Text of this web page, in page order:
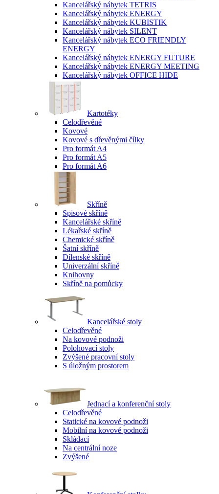
Kancelářský nábytek TETRIS
Kancelářský nábytek ENERGY
Kancelářský nábytek KUBISTIK
Kancelářský nábytek SILENT
Kancelářský nábytek ECO FRIENDLY
ENERGY
Kancelářský nábytek ENERGY FUTURE
Kancelářský nábytek ENERGY MEETING
Kancelářský nábytek OFFICE HIDE
Kartotéky
Celodřevěné
Kovové
Kovové s dřevěnými čílky
Pro formát A4
Pro formát A5
Pro formát A6
Skříně
Spisové skříně
Kancelářské skříně
Lékařské skříně
Chemické skříně
Šatní skříně
Dílenské skříně
Univerzální skříně
Knihovny
Skříně na pomůcky
Kancelářské stoly
Celodřevěné
Na kovové podnoži
Polohovací stoly
Zvýšené pracovní stoly
S úložným prostorem
Jednací a konferenční stoly
Celodřevěné
Statické na kovové podnoži
Mobilní na kovové podnoži
Skládací
Na centrální noze
Zvýšené